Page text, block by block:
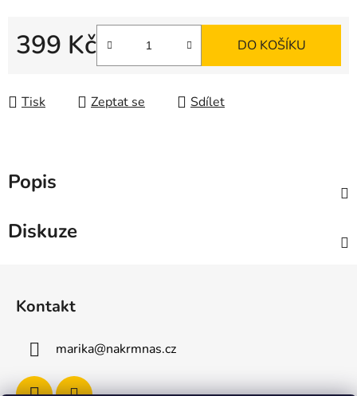
399 Kč DO KOŠÍKU
Tisk Zeptat se Sdílet
Popis
Diskuze
Kontakt
marika@nakrmnas.cz